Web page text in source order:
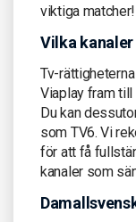
viktiga matcher!
Vilka
Tv-
Viaplay fram till
Du kan
som TV6. Vi
för att få
kanaler som